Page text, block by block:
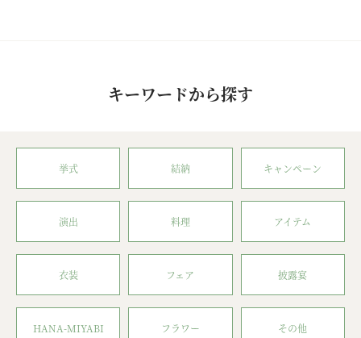
キーワードから探す
挙式 結納 キャンペーン
演出 料理 アイテム
衣装 フェア 披露宴
HANA-MIYABI フラワー その他